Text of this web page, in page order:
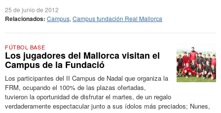
25 de junio de 2012
Relacionados: Campus, Campus fundación Real Mallorca
FÚTBOL BASE
Los jugadores del Mallorca visitan el
Campus de la Fundació
Los participantes del II Campus de Nadal que organiza la
FRM, ocupando el 100% de las plazas ofertadas,
tuvieron la oportunidad de disfrutar el martes, de un regalo
verdaderamente espectacular junto a sus ídolos más preciados; Nunes,